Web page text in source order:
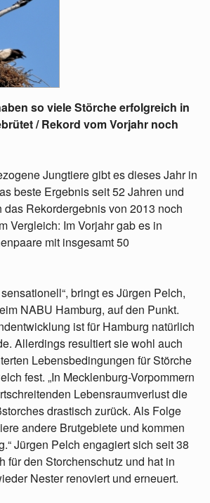
so viele Störche erfolgreich in
/ Rekord vom Vorjahr noch
Jungtiere gibt es dieses Jahr in
beste Ergebnis seit 52 Jahren und
das Rekordergebnis von 2013 noch
Vergleich: Im Vorjahr gab es in
mit insgesamt 50
bringt es Jürgen Pelch,
NABU Hamburg, auf den Punkt.
ist für Hamburg natürlich
Allerdings resultiert sie wohl auch
Lebensbedingungen für Störche
fest. „In Mecklenburg-Vorpommern
Lebensraumverlust die
drastisch zurück. Als Folge
andere Brutgebiete und kommen
Jürgen Pelch engagiert sich seit 38
für den Storchenschutz und hat in
Nester renoviert und erneuert.